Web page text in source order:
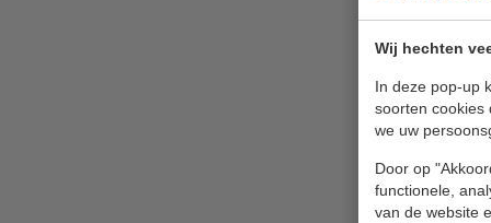
Wij hechten
In deze pop-up
soorten cookies
we uw
Door op
functionele,
van de website